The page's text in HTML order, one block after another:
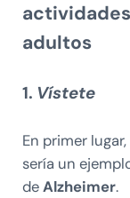
adultos
1. Vístete
En primer
sería un
deAlzheimer.